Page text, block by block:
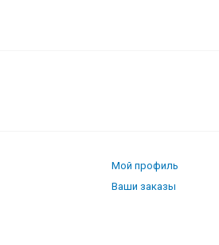
Мой профиль
Ваши заказы